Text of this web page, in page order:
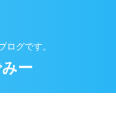
ログです。
ー